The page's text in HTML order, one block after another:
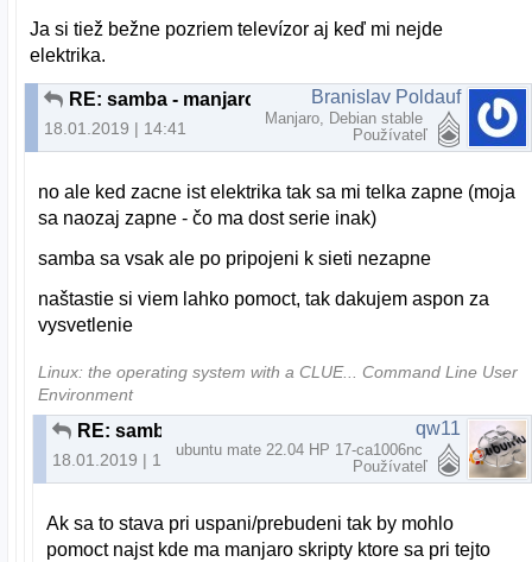
Ja si tiež bežne pozriem televízor aj keď mi nejde
elektrika.
RE: samba - manjaro - jednoducho sa deaktivuje
18.01.2019 | 14:41
Branislav Poldauf
Manjaro, Debian stable
Používateľ
no ale ked zacne ist elektrika tak sa mi telka zapne (moja
sa naozaj zapne - čo ma dost serie inak)
samba sa vsak ale po pripojeni k sieti nezapne
naštastie si viem lahko pomoct, tak dakujem aspon za
vysvetlenie
Linux: the operating system with a CLUE... Command Line User
Environment
18.01.2019 | 15:21
qw11
ubuntu mate 22.04 HP 17-ca1006nc
Používateľ
Ak sa to stava pri uspani/prebudeni tak by mohlo
pomoct najst kde ma manjaro skripty ktore sa pri tejto